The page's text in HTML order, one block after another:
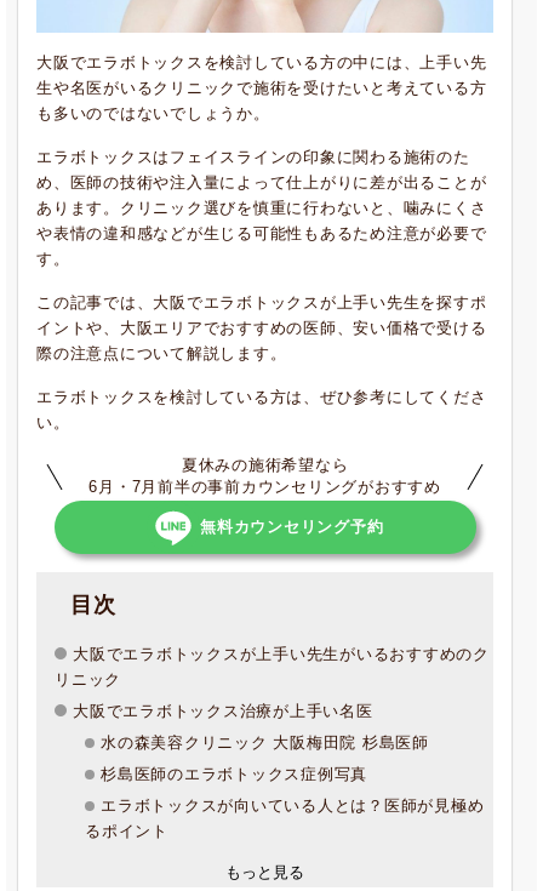
大阪でエラボトックスを検討している方の中には、上手い先
生や名医がいるクリニックで施術を受けたいと考えている方
も多いのではないでしょうか。
エラボトックスはフェイスラインの印象に関わる施術のた
め、医師の技術や注入量によって仕上がりに差が出ることが
あります。クリニック選びを慎重に行わないと、噛みにくさ
や表情の違和感などが生じる可能性もあるため注意が必要で
す。
この記事では、大阪でエラボトックスが上手い先生を探すポ
イントや、大阪エリアでおすすめの医師、安い価格で受ける
際の注意点について解説します。
エラボトックスを検討している方は、ぜひ参考にしてくださ
い。
夏休みの施術希望なら
6月・7月前半の事前カウンセリングがおすすめ
無料カウンセリング予約
目次
大阪でエラボトックスが上手い先生がいるおすすめのク
リニック
大阪でエラボトックス治療が上手い名医
水の森美容クリニック 大阪梅田院 杉島医師
杉島医師のエラボトックス症例写真
エラボトックスが向いている人とは？医師が見極め
るポイント
もっと見る